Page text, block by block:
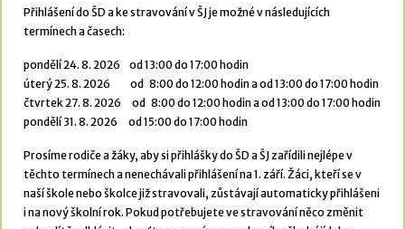
Přihlášení do ŠD a ke stravování v ŠJ je možné v následujících
termínech a časech:
pondělí 24. 8. 2026 od 13:00 do 17:00 hodin
úterý 25. 8. 2026 od 8:00 do 12:00 hodin a od 13:00 do 17:00 hodin
čtvrtek 27. 8. 2026 od 8:00 do 12:00 hodin a od 13:00 do 17:00 hodin
pondělí 31. 8. 2026 od 15:00 do 17:00 hodin
Prosíme rodiče a žáky, aby si přihlášky do ŠD a ŠJ zařídili nejlépe v
těchto termínech a nenechávali přihlášení na 1. září. Žáci, kteří se v
naší škole nebo školce již stravovali, zůstávají automaticky přihlášeni
i na nový školní rok. Pokud potřebujete ve stravování něco změnit